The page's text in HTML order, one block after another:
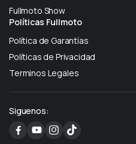
Fullmoto Show
Políticas Fullmoto
Política de Garantías
Políticas de Privacidad
Terminos Legales
Siguenos: